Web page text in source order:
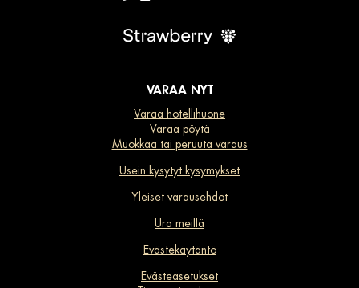
VARAA NYT
Varaa hotellihuone
Varaa pöytä
Muokkaa tai peruuta varaus
Usein kysytyt kysymykset
Yleiset varausehdot
Ura meillä
Evästekäytäntö
Evästeasetukset